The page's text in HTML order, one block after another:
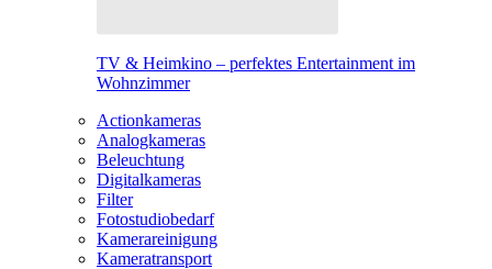
TV & Heimkino – perfektes Entertainment im
Wohnzimmer
Actionkameras
Analogkameras
Beleuchtung
Digitalkameras
Filter
Fotostudiobedarf
Kamerareinigung
Kameratransport